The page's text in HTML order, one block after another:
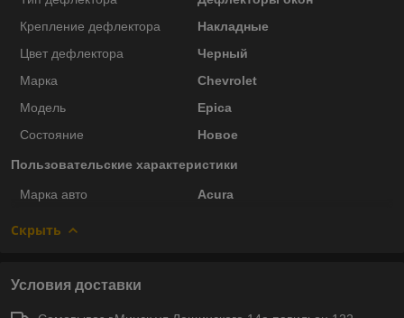
Крепление дефлектора
Накладные
Цвет дефлектора
Черный
Марка
Chevrolet
Модель
Epica
Состояние
Новое
Пользовательские характеристики
Марка авто Acura
Скрыть
Условия доставки